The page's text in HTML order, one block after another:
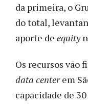
da primeira, o
do total,
aporte de equity
Os recursos vão
data centerem
capacidade de